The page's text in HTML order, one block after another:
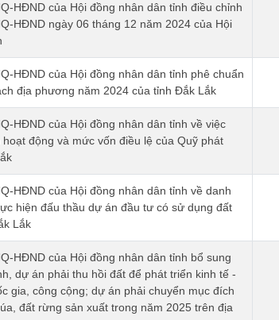
HĐND của Hội đồng nhân dân tỉnh điều chỉnh
HĐND ngày 06 tháng 12 năm 2024 của Hội
HĐND của Hội đồng nhân dân tỉnh phê chuẩn
địa phương năm 2024 của tỉnh Đắk Lắk
HĐND của Hội đồng nhân dân tỉnh về việc
động và mức vốn điều lệ của Quỹ phát
HĐND của Hội đồng nhân dân tỉnh về danh
hiện đấu thầu dự án đầu tư có sử dụng đất
Lắk
HĐND của Hội đồng nhân dân tỉnh bổ sung
dự án phải thu hồi đất để phát triển kinh tế -
gia, công cộng; dự án phải chuyển mục đích
đất rừng sản xuất trong năm 2025 trên địa